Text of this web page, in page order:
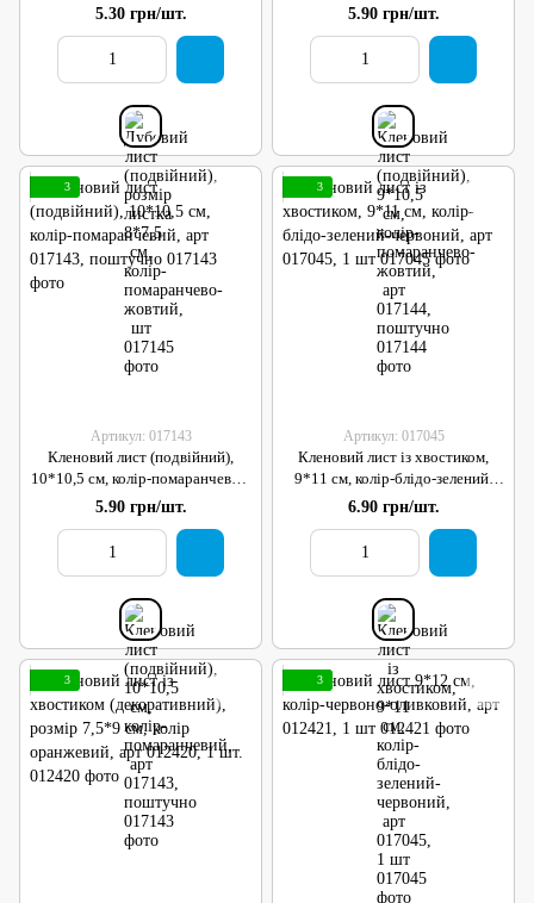
помаранчево-жовтий, шт
5.30 грн/шт.
жовтий, арт 017144, поштучно
5.90 грн/шт.
3
Артикул: 017143
Кленовий лист (подвійний),
10*10,5 см, колір-помаранчевий,
арт 017143, поштучно
5.90 грн/шт.
3
Артикул: 017045
Кленовий лист із хвостиком,
9*11 см, колір-блідо-зелений-
червоний, арт 017045, 1 шт
6.90 грн/шт.
3 3